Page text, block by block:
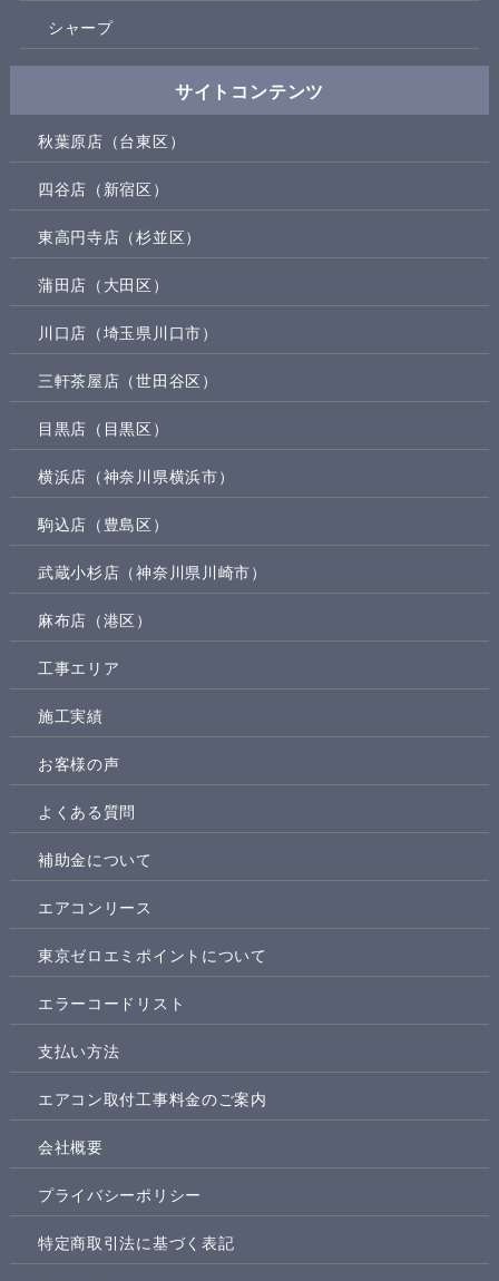
シャープ
サイトコンテンツ
秋葉原店（台東区）
四谷店（新宿区）
東高円寺店（杉並区）
蒲田店（大田区）
川口店（埼玉県川口市）
三軒茶屋店（世田谷区）
目黒店（目黒区）
横浜店（神奈川県横浜市）
駒込店（豊島区）
武蔵小杉店（神奈川県川崎市）
麻布店（港区）
工事エリア
施工実績
お客様の声
よくある質問
補助金について
エアコンリース
東京ゼロエミポイントについて
エラーコードリスト
支払い方法
エアコン取付工事料金のご案内
会社概要
プライバシーポリシー
特定商取引法に基づく表記